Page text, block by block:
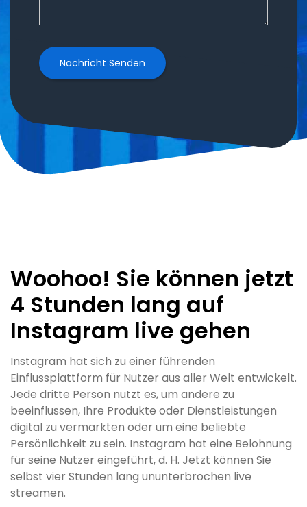
Woohoo! Sie können jetzt
4 Stunden lang auf
Instagram live gehen
Instagram hat sich zu einer führenden
Einflussplattform für Nutzer aus aller Welt entwickelt.
Jede dritte Person nutzt es, um andere zu
beeinflussen, Ihre Produkte oder Dienstleistungen
digital zu vermarkten oder um eine beliebte
Persönlichkeit zu sein. Instagram hat eine Belohnung
für seine Nutzer eingeführt, d. H. Jetzt können Sie
selbst vier Stunden lang ununterbrochen live
streamen.